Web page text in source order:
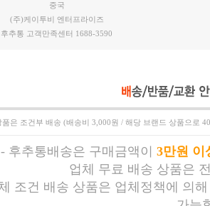
중국
(주)케이투비 엔터프라이즈
후추통 고객만족센터 1688-3590
품은 조건부 배송 (배송비 3,000원 / 해당 브랜드 상품으로
- 후추통배송은 구매금액이
3만원 이
업체 무료 배송 상품은
조건 배송 상품은 업체정책에 의